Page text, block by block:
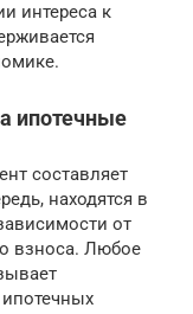
интереса к
ипотечные
составляет
находятся в
от
взноса. Любое